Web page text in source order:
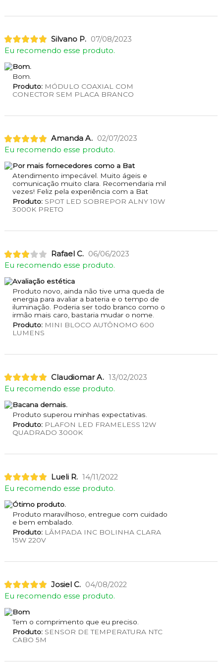
Silvano P. 07/08/2023
Eu recomendo esse produto.
Bom.
Bom.
Produto:MÓDULO COAXIAL COM
CONECTOR SEM PLACA BRANCO
Amanda A. 02/07/2023
Eu recomendo esse produto.
Por mais fornecedores como a Bat
Atendimento impecável. Muito ágeis e
comunicação muito clara. Recomendaria mil
vezes! Feliz pela experiência com a Bat
Produto:SPOT LED SOBREPOR ALNY 10W
3000K PRETO
Rafael C. 06/06/2023
Eu recomendo esse produto.
Avaliação estética
Produto novo, ainda não tive uma queda de
energia para avaliar a bateria e o tempo de
iluminação. Poderia ser todo branco como o
irmão mais caro, bastaria mudar o nome.
Produto:MINI BLOCO AUTÔNOMO 600
LUMENS
Claudiomar A. 13/02/2023
Eu recomendo esse produto.
Bacana demais.
Produto superou minhas expectativas.
Produto:PLAFON LED FRAMELESS 12W
QUADRADO 3000K
Lueli R. 14/11/2022
Eu recomendo esse produto.
Ótimo produto.
Produto maravilhoso, entregue com cuidado
e bem embalado.
Produto:LÂMPADA INC BOLINHA CLARA
15W 220V
Josiel C. 04/08/2022
Eu recomendo esse produto.
Bom
Tem o comprimento que eu preciso.
Produto:SENSOR DE TEMPERATURA NTC
CABO 5M